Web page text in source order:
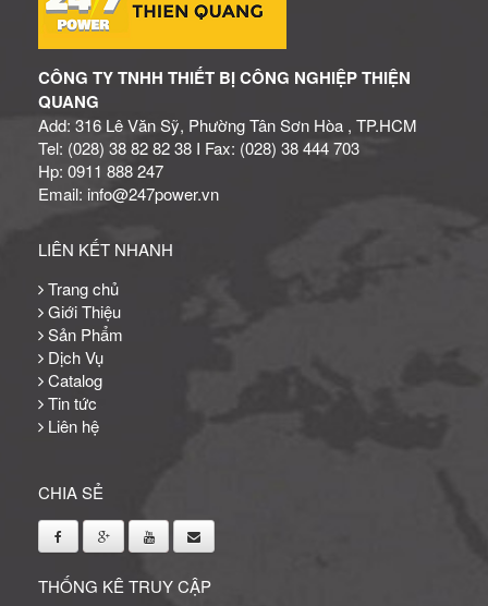
CÔNG TY TNHH THIẾT BỊ CÔNG NGHIỆP THIỆN
QUANG
Add: 316 Lê Văn Sỹ, Phường Tân Sơn Hòa , TP.HCM
Tel: (028) 38 82 82 38 I Fax: (028) 38 444 703
Hp: 0911 888 247
Email: info@247power.vn
LIÊN KẾT NHANH
Trang chủ
Giới Thiệu
Sản Phẩm
Dịch Vụ
Catalog
Tin tức
Liên hệ
CHIA SẺ
THỐNG KÊ TRUY CẬP